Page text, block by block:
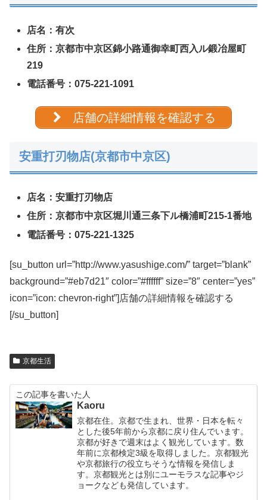
店名：有次
住所：京都市中京区錦小路通御幸町西入ル鍛冶屋町
219
電話番号：075-221-1091
店舗の詳細情報を確認する
安重打刃物店(京都市中京区)
店名：安重打刃物店
住所：京都市中京区堀川通三条下ル橋浦町215-1番地
電話番号：075-221-1325
[su_button url=”http://www.yasushige.com/” target=”blank”
background=”#eb7d21″ color=”#ffffff” size=”8″ center=”yes”
icon=”icon: chevron-right”]店舗の詳細情報を確認する
[/su_button]
京都生活
この記事を書いた人
Kaoru
京都在住。京都で生まれ、世界・日本を転々
とした後5年前から京都に戻り住んでいます。
京都が好きで週末はよく観光しています。数
年前に京都検定3級を取得しました。京都観光
や京都旅行の役立ちそうな情報を発信しま
す。京都観光とは別にユーモラスな記事やジ
ョークなども発信しています。